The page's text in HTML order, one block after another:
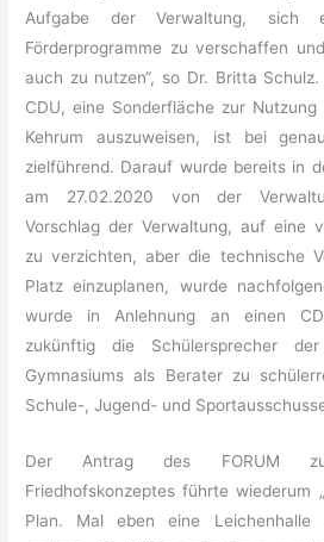
Aufgabe der Verwaltung, sich
Förderprogramme zu verschaffen
auch zu nutzen“, so Dr. Britta
CDU, eine Sonderfläche zur
Kehrum auszuweisen, ist bei
zielführend. Darauf wurde bereits in
am 27.02.2020 von der
Vorschlag der Verwaltung, auf eine
zu verzichten, aber die technische
Platz einzuplanen, wurde
wurde in Anlehnung an einen
zukünftig die Schülersprecher
Gymnasiums als Berater zu
Schule-, Jugend- und
Der Antrag des FORUM
Friedhofskonzeptes führte wiederum
Plan. Mal eben eine